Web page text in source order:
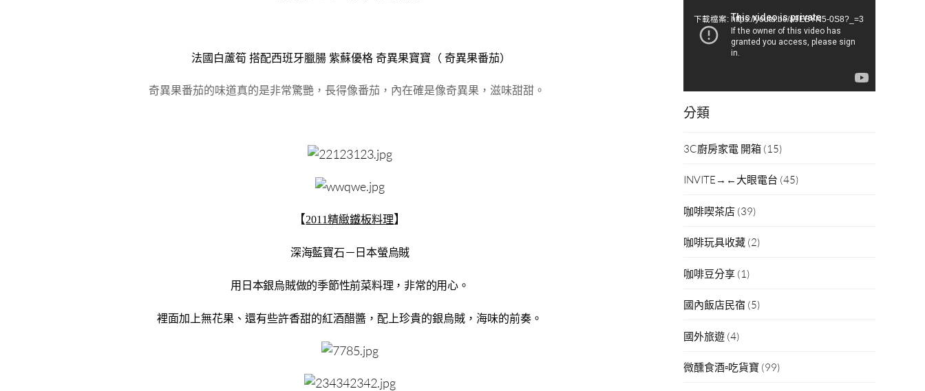
法國白蘆筍 搭配西班牙臘腸 紫蘇優格 奇異果寶寶（ 奇異果番茄）
奇異果番茄的味道真的是非常驚艷，長得像番茄，內在確是像奇異果，滋味甜甜。
【2011精緻鐵板料理】
深海藍寶石－日本螢烏賊
用日本銀烏賊做的季節性前菜料理，非常的用心。
裡面加上無花果、還有些許香甜的紅酒醋醬，配上珍貴的銀烏賊，海味的前奏。
下載檔案: https://youtu.be/a9EBYN5-0S8?_=3
分類
3C廚房家電 開箱 (15)
INVITE→←大眼電台 (45)
咖啡喫茶店 (39)
咖啡玩具收藏 (2)
咖啡豆分享 (1)
國內飯店民宿 (5)
國外旅遊 (4)
微醺食酒▫吃貨寶 (99)